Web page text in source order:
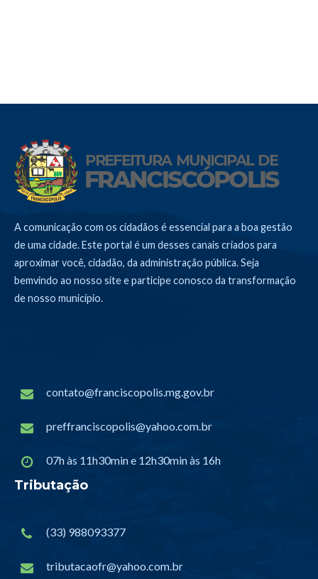
A comunicação com os cidadãos é essencial para a boa gestão
de uma cidade. Este portal é um desses canais criados para
aproximar você, cidadão, da administração pública. Seja
bemvindo ao nosso site e participe conosco da transformação
de nosso município.
contato@franciscopolis.mg.gov.br
preffranciscopolis@yahoo.com.br
07h às 11h30min e 12h30min às 16h
Tributação
(33) 988093377
tributacaofr@yahoo.com.br